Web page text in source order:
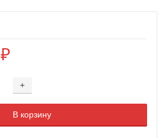
₽
+
Добавляется...
В корзину
Добавлен